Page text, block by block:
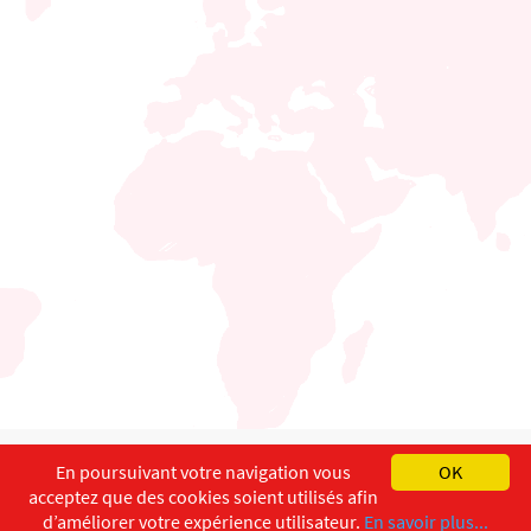
English Français
Copyright ©ISEC-AdW Impressum
OK
En poursuivant votre navigation vous
acceptez que des cookies soient utilisés afin
d’améliorer votre expérience utilisateur. En savoir plus...